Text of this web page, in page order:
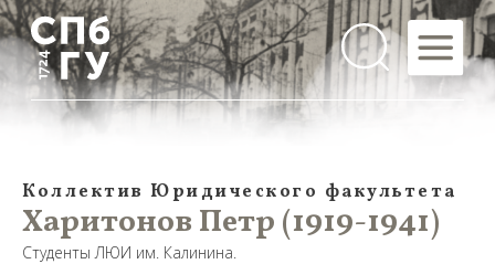
Коллектив Юридического факультета
Харитонов Петр (1919-1941)
Студенты ЛЮИ им. Калинина.